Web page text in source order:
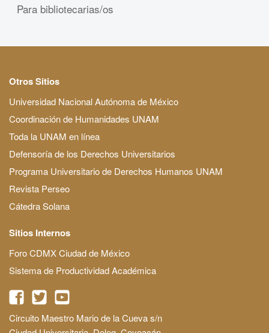
Para bibliotecarias/os
Otros Sitios
Universidad Nacional Autónoma de México
Coordinación de Humanidades UNAM
Toda la UNAM en línea
Defensoría de los Derechos Universitarios
Programa Universitario de Derechos Humanos UNAM
Revista Perseo
Cátedra Solana
Sitios Internos
Foro CDMX Ciudad de México
Sistema de Productividad Académica
Circuito Maestro Mario de la Cueva s/n